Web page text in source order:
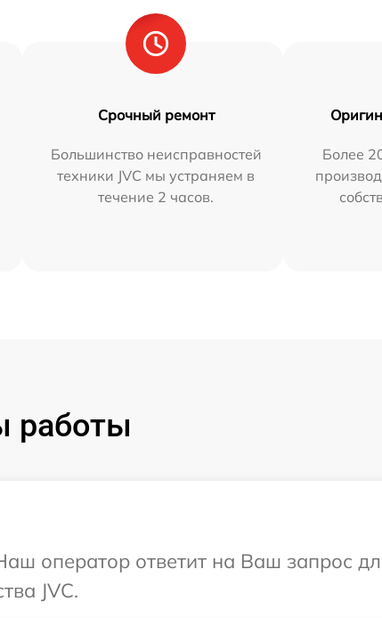
Срочный ремонт
Большинство неисправностей
техники JVC мы устраняем в
течение 2 часов.
Более
работы
оператор ответит на Ваш запрос
JVC.